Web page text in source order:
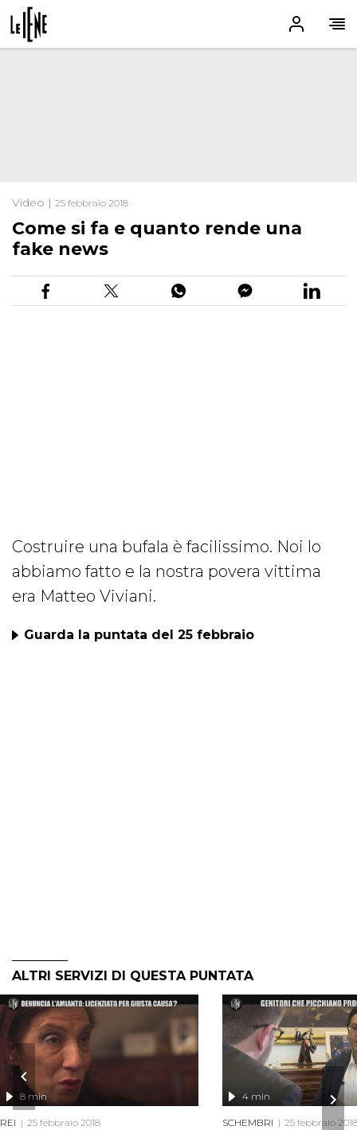
Video | 25 febbraio 2018
Come si fa e quanto rende una
fake news
Costruire una bufala è facilissimo. Noi lo
abbiamo fatto e la nostra povera vittima
era Matteo Viviani.
Guarda la puntata del 25 febbraio
ALTRI SERVIZI DI QUESTA PUNTATA
8 min
REI 25 febbraio 2018
4 min
SCHEMBRI 25 febbraio 2018